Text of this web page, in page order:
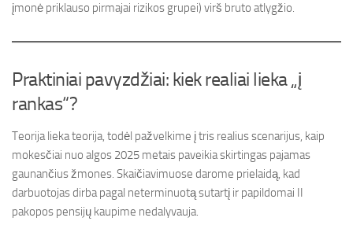
įmonė priklauso pirmajai rizikos grupei) virš bruto atlygžio.
Praktiniai pavyzdžiai: kiek realiai lieka „į
rankas“?
Teorija lieka teorija, todėl pažvelkime į tris realius scenarijus, kaip
mokesčiai nuo algos 2025 metais paveikia skirtingas pajamas
gaunančius žmones. Skaičiavimuose darome prielaidą, kad
darbuotojas dirba pagal neterminuotą sutartį ir papildomai II
pakopos pensijų kaupime nedalyvauja.